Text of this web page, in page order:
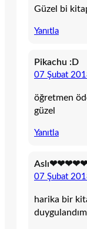
Güzel bi
Yanıtla
Pikachu :D
07 Şubat
öğretmen
güzel
Yanıtla
07 Şubat
harika bir
duygulandım